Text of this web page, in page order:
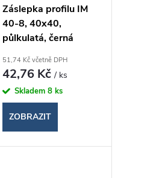
Záslepka profilu IM
40-8, 40x40,
půlkulatá, černá
51,74 Kč včetně DPH
42,76 Kč/ ks
Skladem8 ks
ZOBRAZIT